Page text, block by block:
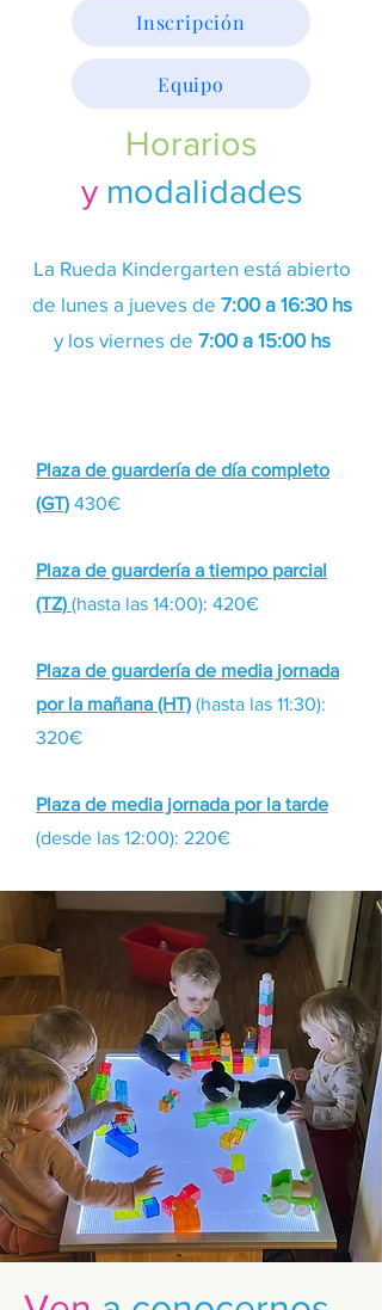
Inscripción
Equipo
Horarios
ymodalidades
La Rueda Kindergarten está abierto
de lunes a jueves de 7:00 a 16:30 hs
y los viernes de 7:00 a 15:00 hs
Plaza de guardería de día completo
(GT) 430€
Plaza de guardería a tiempo parcial
(TZ) (hasta las 14:00): 420€
Plaza de guardería de media jornada
por la mañana (HT) (hasta las 11:30):
320€
Plaza de media jornada por la tarde
(desde las 12:00): 220€